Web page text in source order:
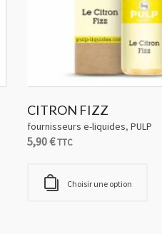
CITRON FIZZ
fournisseurs e-liquides, PULP
5,90€TTC
Choisir une option